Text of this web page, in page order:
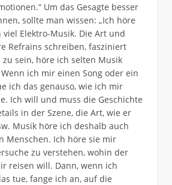
Um das Gesagte besser
sollte man wissen: „Ich höre
viel Elektro-Musik. Die Art und
Refrains schreiben, fasziniert
sein, höre ich selten Musik
ich mir einen Song oder ein
ich das genauso, wie ich mir
Ich will und muss die Geschichte
in der Szene, die Art, wie er
Musik höre ich deshalb auch
Menschen. Ich höre sie mir
zu verstehen, wohin der
reisen will. Dann, wenn ich
tue, fange ich an, auf die